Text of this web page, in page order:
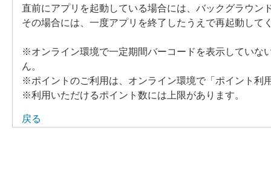
直前にアプリを起動している場合には、バックグラウン
その場合には、一度アプリを終了したうえで再起動して
※オンライン環境で一定期間バーコードを表示していな
ん。
※ポイントのご利用は、オンライン環境で「ポイント利
※利用いただけるポイント数には上限があります。
戻る